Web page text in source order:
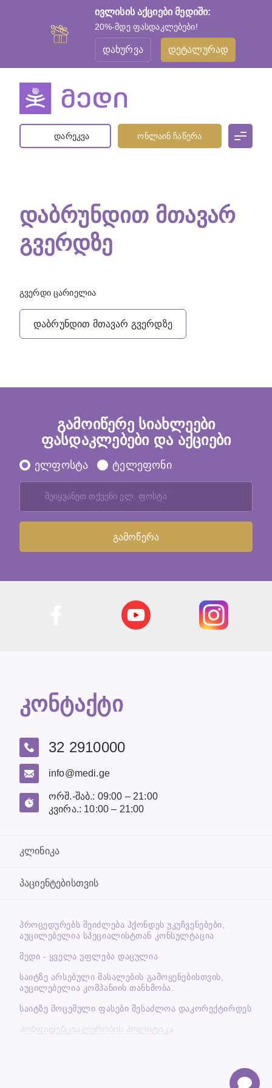
ივლისის აქციები მედიში:
20%-მდე ფასდაკლებები!
დახურვა დეტალურად
დარეკვა ონლაინ ჩაწერა
ᲓᲐᲑᲠᲣᲜᲓᲘᲗ ᲛᲗᲐᲕᲐᲠ
ᲒᲕᲔᲠᲓᲖᲔ
გვერდი ცარიელია
დაბრუნდით მთავარ გვერდზე
გამოიწერე სიახლეები
ფასდაკლებები და აქციები
ელფოსტა ტელეფონი
კონტაქტი
32 2910000
info@medi.ge
ორშ.-შაბ.: 09:00 – 21:00
კვირა.: 10:00 – 21:00
კლინიკა
პაციენტებისთვის
ᲞᲠᲝᲪᲔᲓᲣᲠᲔᲑᲡ ᲨᲔᲘᲫᲚᲔᲑᲐ ᲰᲥᲝᲜᲓᲔᲡ ᲣᲙᲣᲩᲕᲔᲜᲔᲑᲔᲑᲘ,
ᲐᲣᲪᲘᲚᲔᲑᲔᲚᲘᲐ ᲡᲞᲔᲪᲘᲐᲚᲘᲡᲢᲗᲐᲜ ᲙᲝᲜᲡᲣᲚᲢᲐᲪᲘᲐ
მედი - ყველა უფლება დაცულია
საიტზე არსებული მასალების გამოყენებისთვის,
აუცილებელია კომპანიის თანხმობა.
საიტზე მოცემული ფასები შესაძლოა დაკორექტირდეს
Კონფიდენციალურობის პოლიტიკა